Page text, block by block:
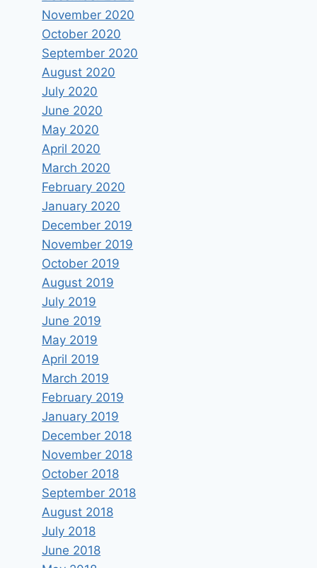
November 2020
October 2020
September 2020
August 2020
July 2020
June 2020
May 2020
April 2020
March 2020
February 2020
January 2020
December 2019
November 2019
October 2019
August 2019
July 2019
June 2019
May 2019
April 2019
March 2019
February 2019
January 2019
December 2018
November 2018
October 2018
September 2018
August 2018
July 2018
June 2018